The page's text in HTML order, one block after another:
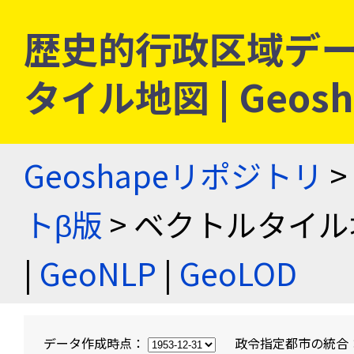
歴史的行政区域デ
タイル地図 |
Geoshapeリポジトリ >
トβ版 > ベクトルタイ
| GeoNLP | GeoLOD
データ作成時点： 政令指定都市の統